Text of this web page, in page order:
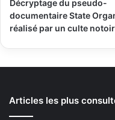
Décryptage du pseudo-
documentaire State
réalisé par un culte
Articles les plus